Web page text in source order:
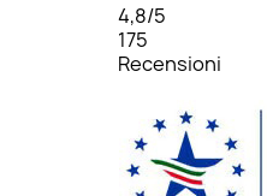
4,8/5
175
Recensioni